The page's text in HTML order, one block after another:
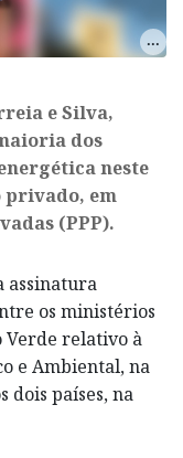
e Silva,
dos
neste
em
(PPP).
assinatura
os ministérios
Verde relativo à
e Ambiental, na
dois países, na